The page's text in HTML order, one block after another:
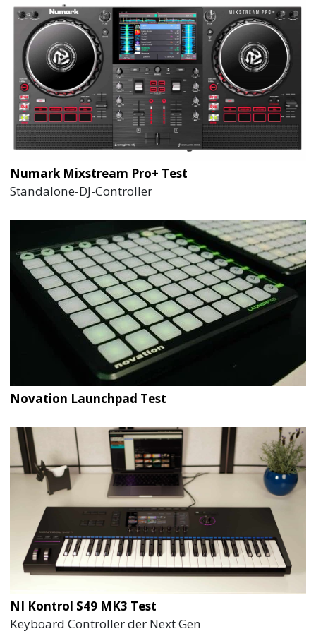
Numark Mixstream Pro+ Test
Standalone-DJ-Controller
Novation Launchpad Test
NI Kontrol S49 MK3 Test
Keyboard Controller der Next Gen